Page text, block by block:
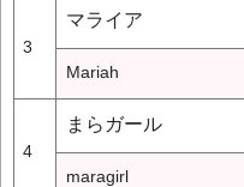
3
マライア
Mariah
4
まらガール
maragirl